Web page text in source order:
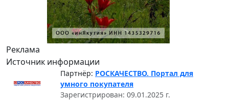
Реклама
Источник информации
Партнёр: РОСКАЧЕСТВО. Портал для
умного покупателя
Зарегистрирован: 09.01.2025 г.